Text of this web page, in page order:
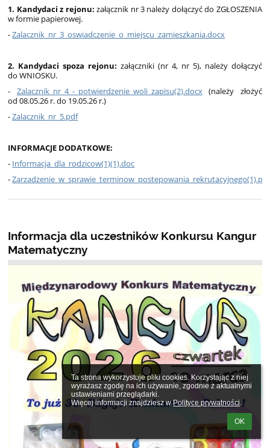
Ta strona wykorzystuje pliki cookies. Korzystając z niej
wyrażasz zgodę na ich używanie, zgodnie z aktualnymi
ustawieniami przeglądarki.
Więcej informacji znajdziesz w Polityce prywatności.
OK
1. Kandydaci z rejonu: załącznik nr 3należy dołączyć do ZGŁOSZENIA
w formie papierowej.
-Zalacznik_nr_3_oswiadczenie_o_miejscu_zamieszkania.docx
2. Kandydaci spoza rejonu: załączniki (nr 4, nr 5),należy dołączyć
do WNIOSKU.
- Zalacznik_nr_4_-_potwierdzenie_woli_zapisu(2).docx (należy złożyć
od 08.05.26 r. do 19.05.26 r.)
-Zalacznik_nr_5.pdf
INFORMACJE DODATKOWE:
- Informacja_dla_rodzicow(1)(1).doc
-Zarzadzenie_w_sprawie_terminow_postepowania_rekrutacyjnego(1).pdf
Informacja dla uczestników Konkursu Kangur
Matematyczny